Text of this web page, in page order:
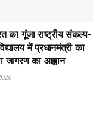
का गूंजा राष्ट्रीय संकल्प-
में प्रधानमंत्री का
जागरण का आह्वान